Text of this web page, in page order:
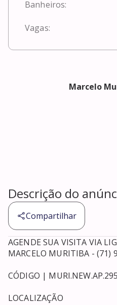
Banheiros:
Vagas:
Marcelo
Descrição do
Compartilhar
AGENDE SUA VISITA VIA
MARCELO MURITIBA - (71)
CÓDIGO |
LOCALIZAÇÃO